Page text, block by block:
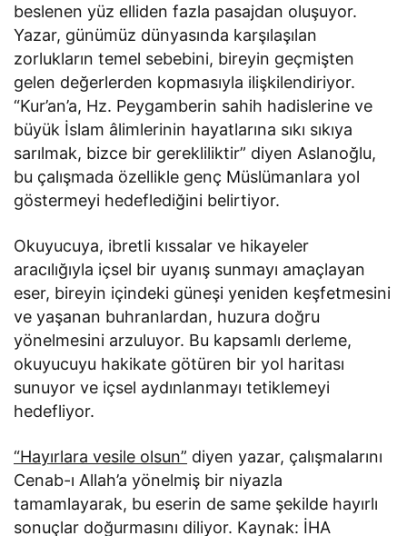
beslenen yüz elliden fazla pasajdan oluşuyor.
Yazar, günümüz dünyasında karşılaşılan
zorlukların temel sebebini, bireyin geçmişten
gelen değerlerden kopmasıyla ilişkilendiriyor.
“Kur’an’a, Hz. Peygamberin sahih hadislerine ve
büyük İslam âlimlerinin hayatlarına sıkı sıkıya
sarılmak, bizce bir gerekliliktir” diyen Aslanoğlu,
bu çalışmada özellikle genç Müslümanlara yol
göstermeyi hedeflediğini belirtiyor.
Okuyucuya, ibretli kıssalar ve hikayeler
aracılığıyla içsel bir uyanış sunmayı amaçlayan
eser, bireyin içindeki güneşi yeniden keşfetmesini
ve yaşanan buhranlardan, huzura doğru
yönelmesini arzuluyor. Bu kapsamlı derleme,
okuyucuyu hakikate götüren bir yol haritası
sunuyor ve içsel aydınlanmayı tetiklemeyi
hedefliyor.
“Hayırlara vesile olsun” diyen yazar, çalışmalarını
Cenab-ı Allah’a yönelmiş bir niyazla
tamamlayarak, bu eserin de same şekilde hayırlı
sonuçlar doğurmasını diliyor. Kaynak: İHA